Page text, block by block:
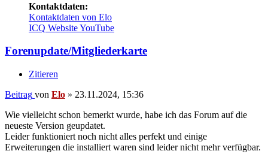
Kontaktdaten:
Kontaktdaten von Elo
ICQ WebsiteYouTube
Forenupdate/Mitgliederkarte
Zitieren
Beitrag von Elo » 23.11.2024, 15:36
Wie vielleicht schon bemerkt wurde, habe ich das Forum auf die
neueste Version geupdatet.
Leider funktioniert noch nicht alles perfekt und einige
Erweiterungen die installiert waren sind leider nicht mehr verfügbar.